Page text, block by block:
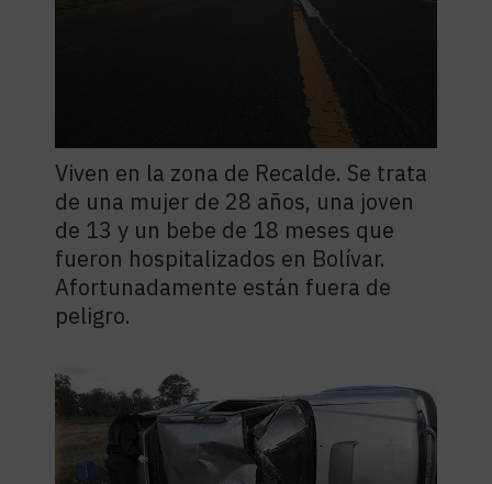
Viven en la zona de Recalde. Se trata
de una mujer de 28 años, una joven
de 13 y un bebe de 18 meses que
fueron hospitalizados en Bolívar.
Afortunadamente están fuera de
peligro.